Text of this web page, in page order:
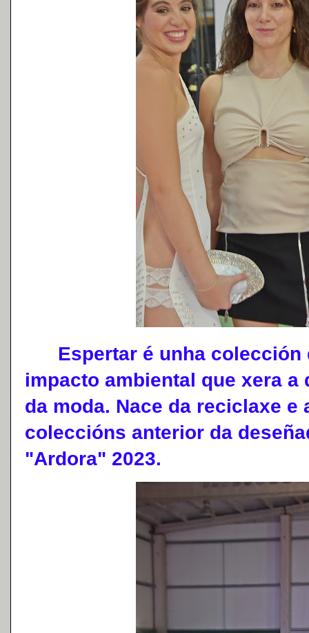
Espertar é unha colección
impacto ambiental que xera
da moda. Nace da reciclaxe e
coleccións anterior da
"Ardora" 2023.